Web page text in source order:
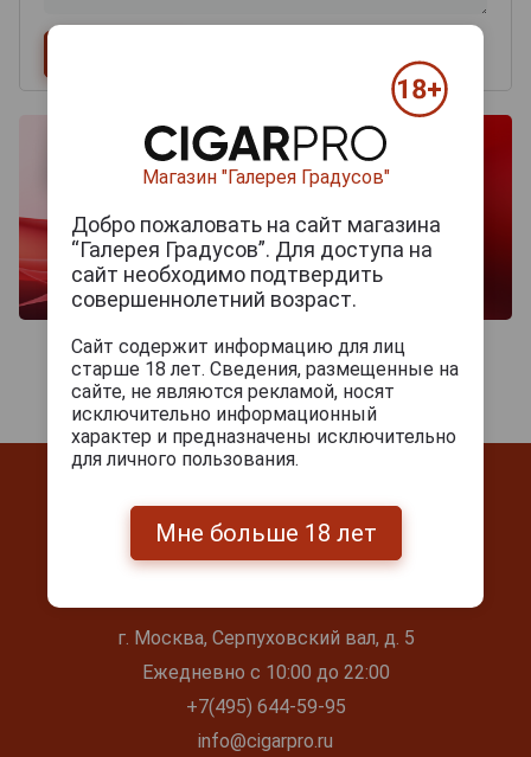
г. Москва, Серпуховский вал, д. 5
Ежедневно с 10:00 до 22:00
+7(495) 644-59-95
info@cigarpro.ru
Магазин "Галерея Градусов"
Добро пожаловать на сайт магазина
“Галерея Градусов”. Для доступа на
сайт необходимо подтвердить
совершеннолетний возраст.
Сайт содержит информацию для лиц
старше 18 лет. Сведения, размещенные на
сайте, не являются рекламой, носят
исключительно информационный
характер и предназначены исключительно
для личного пользования.
Мне больше 18 лет